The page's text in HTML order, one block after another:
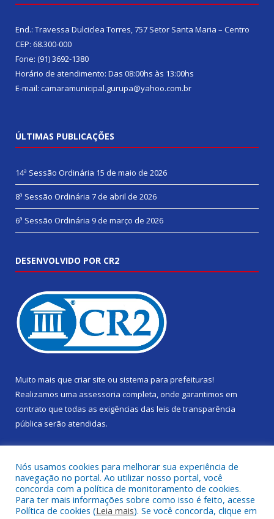
End.: Travessa Dulciclea Torres, 757 Setor Santa Maria – Centro
CEP: 68.300-000
Fone: (91) 3692-1380
Horário de atendimento: Das 08:00hs às 13:00hs
E-mail: camaramunicipal.gurupa@yahoo.com.br
ÚLTIMAS PUBLICAÇÕES
14ª Sessão Ordinária 15 de maio de 2026
8ª Sessão Ordinária 7 de abril de 2026
6ª Sessão Ordinária 9 de março de 2026
DESENVOLVIDO POR CR2
Muito mais que criar site ou sistema para prefeituras!
Realizamos uma assessoria completa, onde garantimos em
contrato que todas as exigências das leis de transparência
pública serão atendidas.
Todos os direitos reservados a Câmara Municipal de Gurupá.
Nós usamos cookies para melhorar sua experiência de
navegação no portal. Ao utilizar nosso portal, você
concorda com a política de monitoramento de cookies.
Para ter mais informações sobre como isso é feito, acesse
Política de cookies (Leia mais). Se você concorda, clique em